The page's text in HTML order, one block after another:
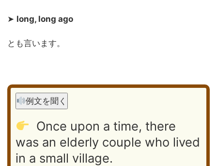
➤ long, long ago
とも言います。
例文を聞く
Once upon a time, there
was an elderly couple who lived
in a small village.